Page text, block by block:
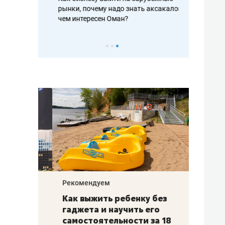
рынки, почему надо знать аксакалов и
чем интересен Оман?
Рекомендуем
Как выжить ребенку без
гаджета и научить его
самостоятельности за 18